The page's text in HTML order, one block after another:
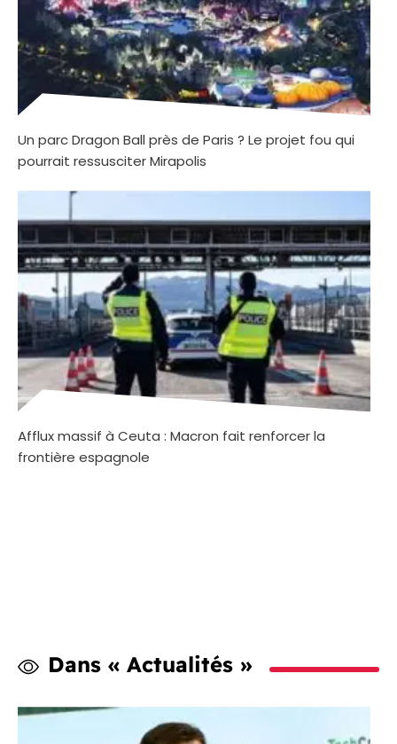
Un parc Dragon Ball près de Paris ? Le projet fou qui
pourrait ressusciter Mirapolis
Afflux massif à Ceuta : Macron fait renforcer la
frontière espagnole
Dans « Actualités »